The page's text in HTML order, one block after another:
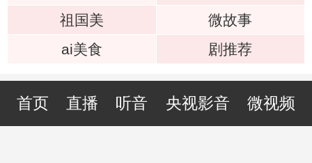
祖国美
微故事
ai美食
剧推荐
首页 直播 听音 央视影音 微视频